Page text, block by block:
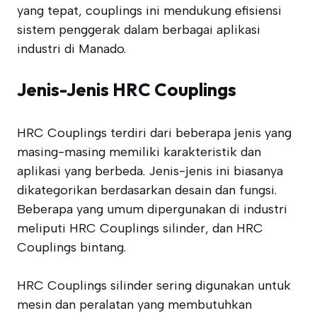
yang tepat, couplings ini mendukung efisiensi
sistem penggerak dalam berbagai aplikasi
industri di Manado.
Jenis-Jenis HRC Couplings
HRC Couplings terdiri dari beberapa jenis yang
masing-masing memiliki karakteristik dan
aplikasi yang berbeda. Jenis-jenis ini biasanya
dikategorikan berdasarkan desain dan fungsi.
Beberapa yang umum dipergunakan di industri
meliputi HRC Couplings silinder, dan HRC
Couplings bintang.
HRC Couplings silinder sering digunakan untuk
mesin dan peralatan yang membutuhkan